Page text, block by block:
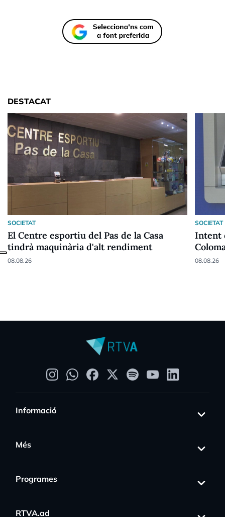
DESTACAT
SOCIETAT
El Centre esportiu del Pas de la Casa
tindrà maquinària d'alt rendiment
08.08.26
SOCIETAT
Intent
08.08.26
Informació
Més
Programes
RTVA.ad